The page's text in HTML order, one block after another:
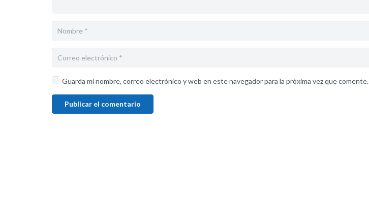
Guarda mi nombre, correo electrónico y web en este navegador para la próxima vez que comente.
Publicar el comentario